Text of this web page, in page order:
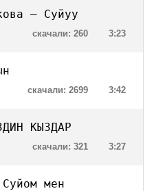
— Суйуу
3:23
скачали: 260
3:42
скачали: 2699
КЫЗДАР
3:27
скачали: 321
мен